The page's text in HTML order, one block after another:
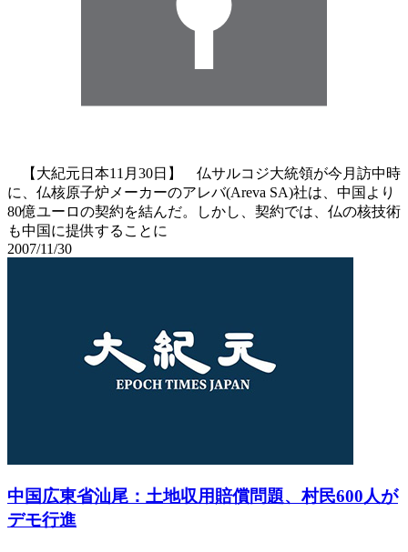
【大紀元日本11月30日】 仏サルコジ大統領が今月訪中時
に、仏核原子炉メーカーのアレバ(Areva SA)社は、中国より
80億ユーロの契約を結んだ。しかし、契約では、仏の核技術
も中国に提供することに
2007/11/30
中国広東省汕尾：土地収用賠償問題、村民600人が
デモ行進